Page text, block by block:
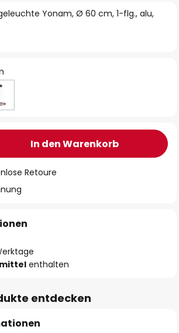
Yonam, Ø 60 cm, 1-flg., alu,
In den Warenkorb
Retoure
enthalten
entdecken